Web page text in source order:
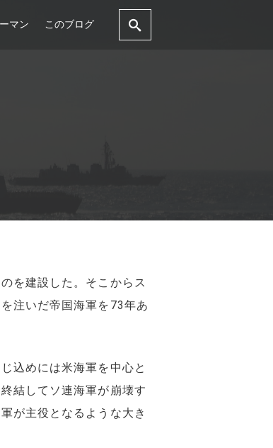
マン このブログ
を建設した。そこからス
注いだ帝国海軍を73年あ
込めには米海軍を中心と
結してソ連海軍が崩壊す
が主役となるような大き